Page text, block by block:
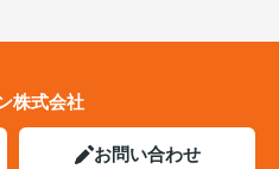
株式会社
お問い合わせ